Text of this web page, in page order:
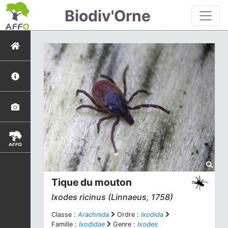
Biodiv'Orne
Tique du mouton
Ixodes ricinus (Linnaeus, 1758)
Classe : Arachnida Ordre : Ixodida
Famille : Ixodidae Genre : Ixodes